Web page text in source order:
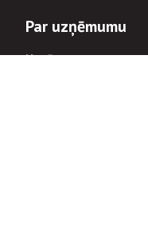
Par uzņēmumu
Uzņēmums